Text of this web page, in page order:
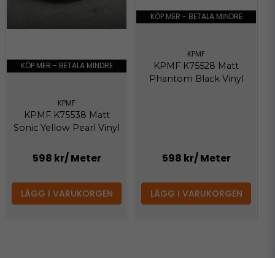
KÖP MER - BETALA MINDRE
KPMF
KPMF K75538 Matt
Sonic Yellow Pearl Vinyl
598 kr/ Meter
LÄGG I VARUKORGEN
KÖP MER - BETALA MINDRE
KPMF
KPMF K75528 Matt
Phantom Black Vinyl
598 kr/ Meter
LÄGG I VARUKORGEN